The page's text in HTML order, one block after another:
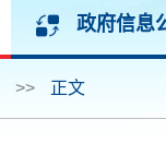
政府信息
>> 正文